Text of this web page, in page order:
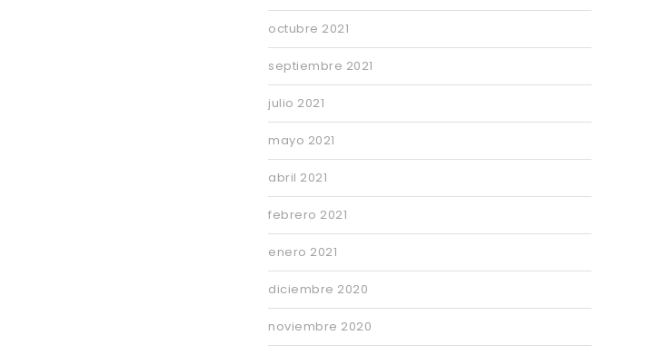
octubre 2021
septiembre 2021
julio 2021
mayo 2021
abril 2021
febrero 2021
enero 2021
diciembre 2020
noviembre 2020